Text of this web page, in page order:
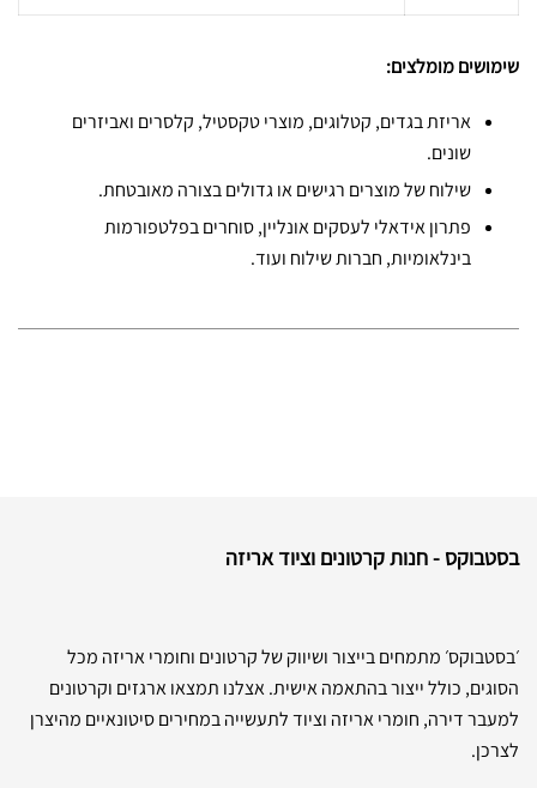
שימושים מומלצים:
אריזת בגדים, קטלוגים, מוצרי טקסטיל, קלסרים ואביזרים
שונים.
שילוח של מוצרים רגישים או גדולים בצורה מאובטחת.
פתרון אידאלי לעסקים אונליין, סוחרים בפלטפורמות
בינלאומיות, חברות שילוח ועוד.
בסטבוקס - חנות קרטונים וציוד אריזה
׳בסטבוקס׳ מתמחים בייצור ושיווק של קרטונים וחומרי אריזה מכל
הסוגים, כולל ייצור בהתאמה אישית. אצלנו תמצאו ארגזים וקרטונים
למעבר דירה, חומרי אריזה וציוד לתעשייה במחירים סיטונאיים מהיצרן
לצרכן.